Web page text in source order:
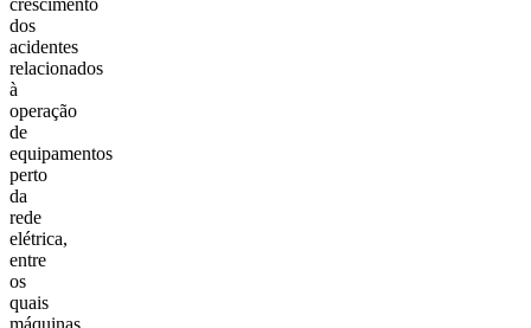
dos
acidentes
relacionados
à
operação
de
equipamentos
perto
da
rede
elétrica,
entre
os
quais
máquinas